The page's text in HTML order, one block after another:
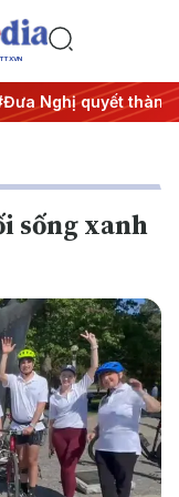
TTXVN
Nghị quyết thành
sống xanh